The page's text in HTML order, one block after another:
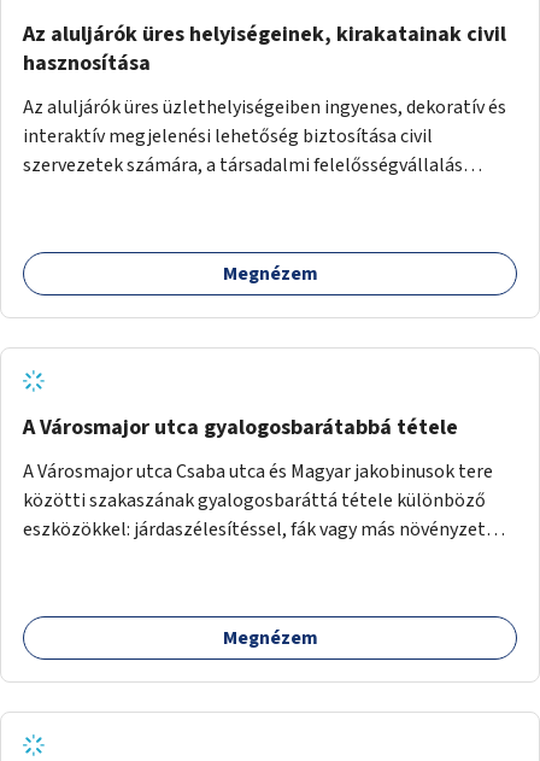
Az aluljárók üres helyiségeinek, kirakatainak civil
hasznosítása
Az aluljárók üres üzlethelyiségeiben ingyenes, dekoratív és
interaktív megjelenési lehetőség biztosítása civil
szervezetek számára, a társadalmi felelősségvállalás
például rajzokkal, kérdésekkel, üzenetküldési lehetőséggel
vagy akciónapokkal – bérleti és közüzemi díjak nélkül, a
Megnézem
A Városmajor utca gyalogosbarátabbá tétele
A Városmajor utca Csaba utca és Magyar jakobinusok tere
közötti szakaszának gyalogosbaráttá tétele különböző
eszközökkel: járdaszélesítéssel, fák vagy más növényzet
Megnézem